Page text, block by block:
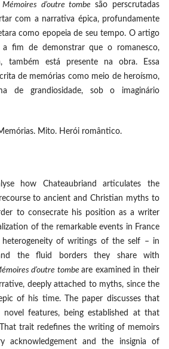
Mémoires d’outre tombesão perscrutadas
com a narrativa épica, profundamente
como epopeia de seu tempo. O artigo
a fim de demonstrar que o romanesco,
também está presente na obra. Essa
de memórias como meio de heroísmo,
de grandiosidade, sob o imaginário
Mito. Herói romântico.
how Chateaubriand articulates the
to ancient and Christian myths to
to consecrate his position as a writer
of the remarkable events in France
of writings of the self – in
the fluid borders they share with
d’outre tombeare examined in their
deeply attached to myths, since the
of his time. The paper discusses that
features, being established at that
trait redefines the writing of memoirs
acknowledgement and the insignia of